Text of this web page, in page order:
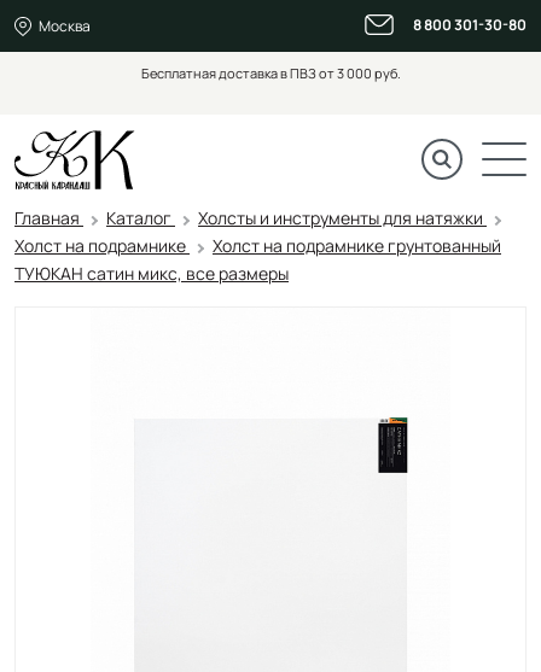
Москва 8 800 301-30-80
Бесплатная доставка в ПВЗ от 3 000 руб.
Главная Каталог
Холсты и инструменты для натяжки
Холст на подрамнике
Холст на подрамнике грунтованный
ТУЮКАН сатин микс, все размеры